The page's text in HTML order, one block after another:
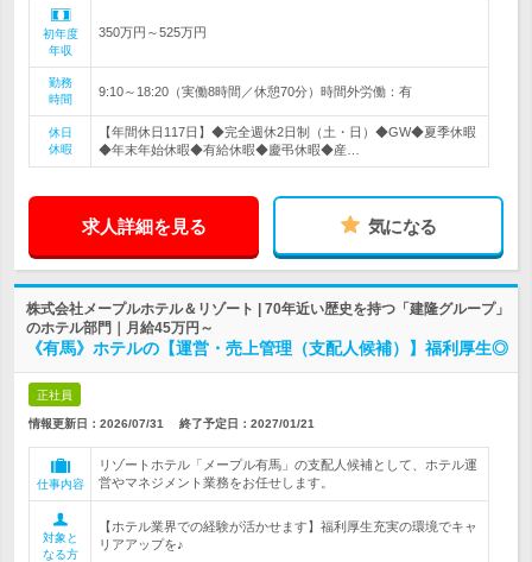
初年度
年収
350万円～525万円
勤務
時間
9:10～18:20（実働8時間／休憩70分）時間外労働：有
休日
休暇
【年間休日117日】◆完全週休2日制（土・日）◆GW◆夏季休暇
◆年末年始休暇◆有給休暇◆慶弔休暇◆産…
求人詳細を見る 気になる
株式会社メープルホテル＆リゾート | 70年近い歴史を持つ「建隆グループ」
のホテル部門｜月給45万円～
《有馬》ホテルの【運営・売上管理（支配人候補）】福利厚生◎
正社員
情報更新日：2026/07/31 終了予定日： 2027/01/21
仕事内容
リゾートホテル「メープル有馬」の支配人候補として、ホテル運
営やマネジメント業務をお任せします。
対象と
なる方
【ホテル業界での経験が活かせます】福利厚生充実の環境でキャ
リアアップを♪